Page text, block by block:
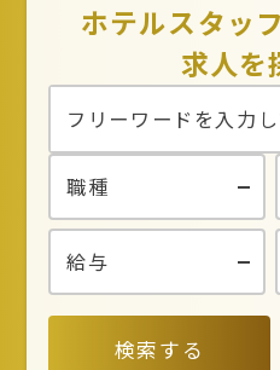
ホテルスタッ
求人を
検索する